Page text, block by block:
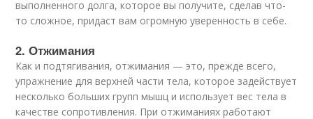
выполненного долга, которое вы получите, сделав что-
то сложное, придаст вам огромную уверенность в себе.
2. Отжимания
Как и подтягивания, отжимания — это, прежде всего,
упражнение для верхней части тела, которое задействует
несколько больших групп мышц и использует вес тела в
качестве сопротивления. При отжиманиях работают